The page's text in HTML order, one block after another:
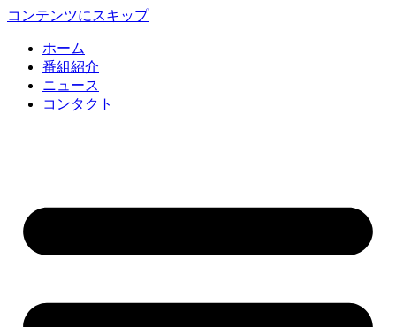
コンテンツにスキップ
ホーム
番組紹介
ニュース
コンタクト